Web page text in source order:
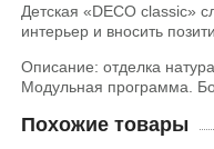
Детская «DECO classic»
интерьер и вносить
Описание: отделка
Модульная программа.
Похожие товары